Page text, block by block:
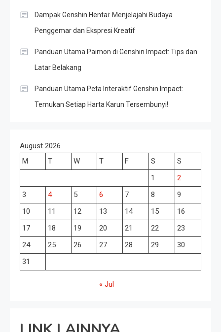
Dampak Genshin Hentai: Menjelajahi Budaya
Penggemar dan Ekspresi Kreatif
Panduan Utama Paimon di Genshin Impact: Tips dan
Latar Belakang
Panduan Utama Peta Interaktif Genshin Impact:
Temukan Setiap Harta Karun Tersembunyi!
August 2026
M
T W T F S
S
1
2
3
4 5 6 7 8
9
10
11 12 13 14 15
16
17
18 19 20 21 22
23
24
25 26 27 28 29
30
31
« Jul